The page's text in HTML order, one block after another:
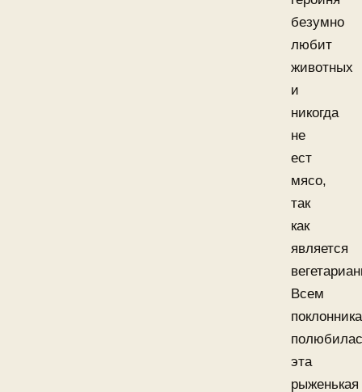
безумно
любит
животных
и
никогда
не
ест
мясо,
так
как
является
Всем
эта
рыженькая